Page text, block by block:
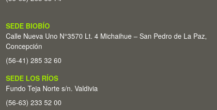
SEDE BIOBÍO
Calle Nueva Uno N°3570 Lt. 4 Michaihue – San Pedro de La Paz,
Concepción
(56-41) 285 32 60
SEDE LOS RÍOS
Fundo Teja Norte s/n. Valdivia
(56-63) 233 52 00